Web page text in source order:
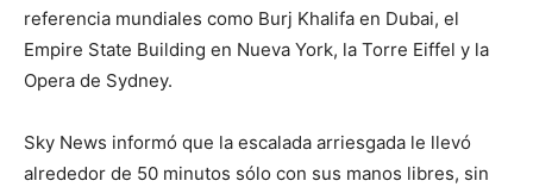
referencia mundiales como Burj Khalifa en Dubai, el
Empire State Building en Nueva York, la Torre Eiffel y la
Opera de Sydney.
Sky News informó que la escalada arriesgada le llevó
alrededor de 50 minutos sólo con sus manos libres, sin